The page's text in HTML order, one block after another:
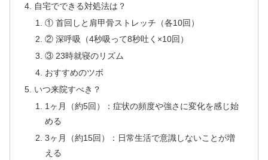
自宅でできる対処法は？
① 首回しと肩甲骨ストレッチ（各10回）
② 深呼吸（4秒吸って8秒吐く×10回）
③ 23時就寝のリズム
おすすめのツボ
いつ来院すべき？
1ヶ月（約5回）：症状の頻度や強さに変化を感じ始
める
3ヶ月（約15回）：日常生活で意識しないことが増
える